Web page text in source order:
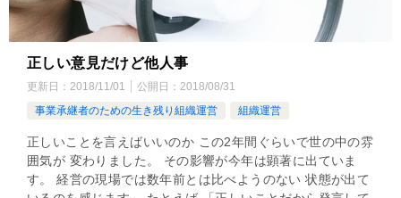
正しい意見だけど他人事
更新日： 2018/11/01 公開日： 2018/08/31
事業承継者のための生き残り組織運営
組織運営
正しいことを言えばいいのか この2年間ぐらいで世の中の雰
囲気が 変わりました。 その影響が今年は顕著に出ていま
す。 経営の現場では数年前とは比べようのない 状態が出て